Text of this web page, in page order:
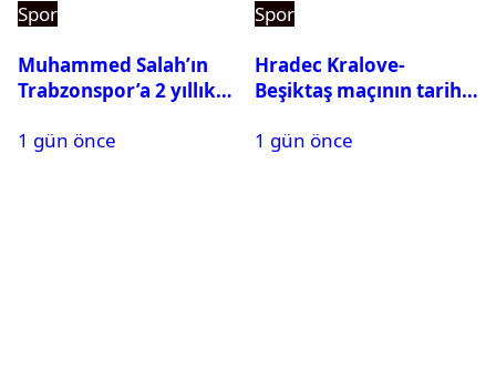
Spor
Muhammed Salah’ın
Trabzonspor’a 2 yıllık
1 gün önce
Spor
Hradec Kralove-
Beşiktaş maçının tarihi
1 gün önce